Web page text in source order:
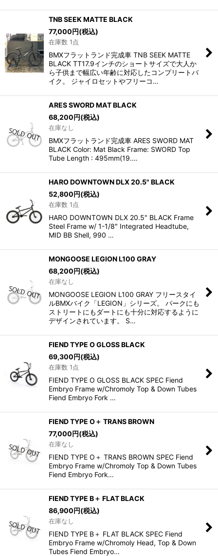
TNB SEEK MATTE BLACK
77,000円(税込)
在庫数 1点
BMXフラットランド完成車 TNB SEEK MATTE
BLACK TT17.9インチのショートサイズで大人か
ら子供まで幅広い年齢に対応したコンプリートバ
イク。 ジャイロセットやフリーコ…
ARES SWORD MAT BLACK
68,200円(税込)
在庫なし
BMXフラットランド完成車 ARES SWORD MAT
BLACK Color: Mat Black Frame: SWORD Top
Tube Length : 495mm(19.…
HARO DOWNTOWN DLX 20.5" BLACK
52,800円(税込)
在庫数 1点
HARO DOWNTOWN DLX 20.5" BLACK Frame
Steel Frame w/ 1-1/8″ Integrated Headtube,
MID BB Shell, 990 …
MONGOOSE LEGION L100 GRAY
68,200円(税込)
在庫なし
MONGOOSE LEGION L100 GRAY フリースタイ
ルBMXバイク「LEGION」シリーズ。 パークにも
ストリートにもダートにも十分に対応するように
デザインされています。 S…
FIEND TYPE O GLOSS BLACK
69,300円(税込)
在庫数 1点
FIEND TYPE O GLOSS BLACK SPEC Fiend
Embryo Frame w/Chromoly Top & Down Tubes
Fiend Embryo Fork …
FIEND TYPE O＋ TRANS BROWN
77,000円(税込)
在庫なし
FIEND TYPE O＋ TRANS BROWN SPEC Fiend
Embryo Frame w/Chromoly Top & Down Tubes
Fiend Embryo Fork…
FIEND TYPE B＋ FLAT BLACK
86,900円(税込)
在庫なし
FIEND TYPE B＋ FLAT BLACK SPEC Fiend
Embryo Frame w/Chromoly Head, Top & Down
Tubes Fiend Embryo…